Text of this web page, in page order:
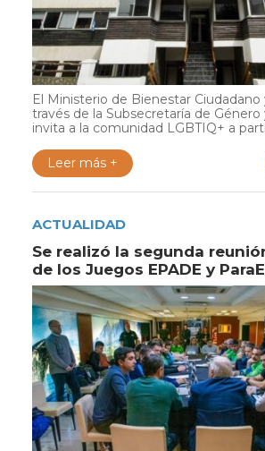
El Ministerio de Bienestar Ciudadano
través de la Subsecretaría de Género
invita a la comunidad LGBTIQ+ a
Leer más +
ACTUALIDAD
Se realizó la segunda
de los Juegos EPADE y